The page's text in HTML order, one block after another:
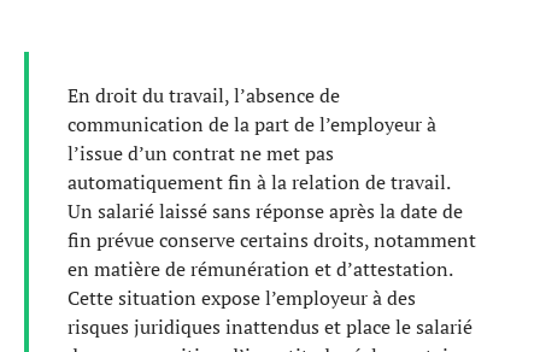
En droit du travail, l’absence de
communication de la part de l’employeur à
l’issue d’un contrat ne met pas
automatiquement fin à la relation de travail.
Un salarié laissé sans réponse après la date de
fin prévue conserve certains droits, notamment
en matière de rémunération et d’attestation.
Cette situation expose l’employeur à des
risques juridiques inattendus et place le salarié